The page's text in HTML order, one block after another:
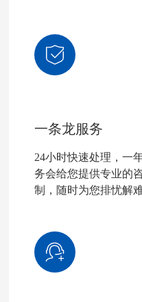
一条龙服务
24小时快速处理，一
务会给您提供专业的
制，随时为您排忧解难